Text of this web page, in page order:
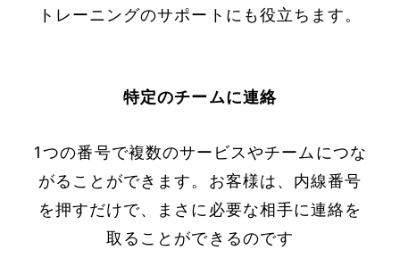
トレーニングのサポートにも役立ちます。
特定のチームに連絡
1つの番号で複数のサービスやチームにつな
がることができます。お客様は、内線番号
を押すだけで、まさに必要な相手に連絡を
取ることができるのです